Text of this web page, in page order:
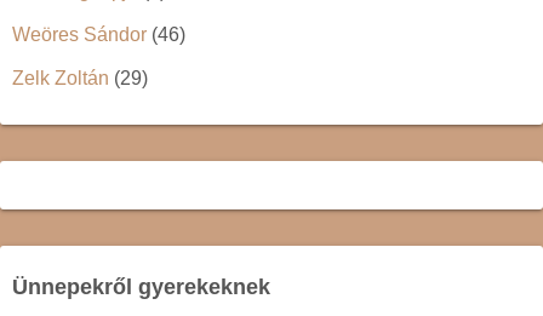
Weöres Sándor (46)
Zelk Zoltán (29)
Ünnepekről gyerekeknek